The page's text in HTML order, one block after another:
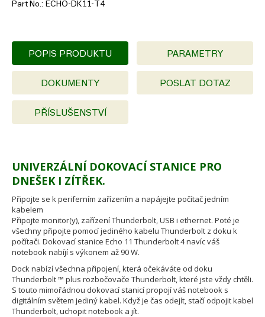
Part No.
ECHO-DK11-T4
POPIS PRODUKTU PARAMETRY
DOKUMENTY POSLAT DOTAZ
PŘÍSLUŠENSTVÍ
UNIVERZÁLNÍ DOKOVACÍ STANICE PRO
DNEŠEK I ZÍTŘEK.
Připojte se k periferním zařízením a napájejte počítač jedním
kabelem
Připojte monitor(y), zařízení Thunderbolt, USB i ethernet. Poté je
všechny připojte pomocí jediného kabelu Thunderbolt z doku k
počítači. Dokovací stanice Echo 11 Thunderbolt 4 navíc váš
notebook nabíjí s výkonem až 90 W.
Dock nabízí všechna připojení, která očekáváte od doku
Thunderbolt ™ plus rozbočovače Thunderbolt, které jste vždy chtěli.
S touto mimořádnou dokovací stanicí propojí váš notebook s
digitálním světem jediný kabel. Když je čas odejít, stačí odpojit kabel
Thunderbolt, uchopit notebook a jít.